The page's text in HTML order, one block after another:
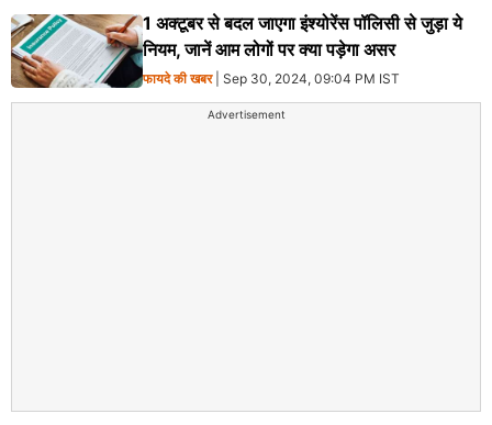
1 अक्टूबर से बदल जाएगा इंश्योरेंस पॉलिसी से जुड़ा ये
नियम, जानें आम लोगों पर क्या पड़ेगा असर
फायदे की खबर| Sep 30, 2024, 09:04 PM IST
Advertisement